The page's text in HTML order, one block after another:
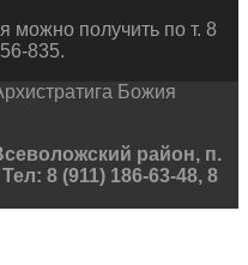
можно получить по т. 8
835.
Божия
район, п.
8 (911) 186-63-48, 8